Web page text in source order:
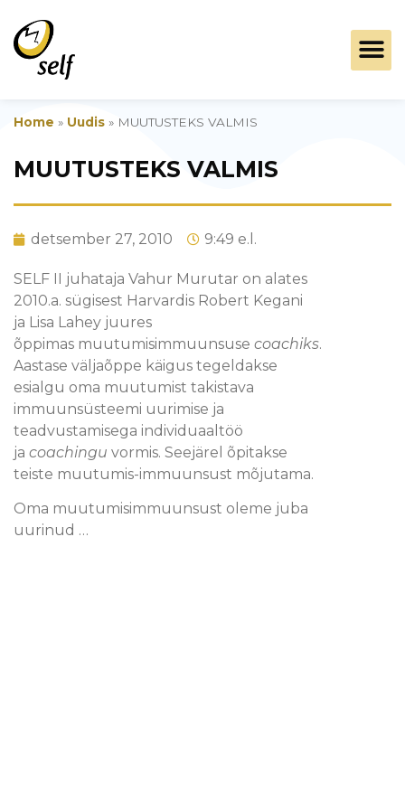
Home » Uudis » MUUTUSTEKS VALMIS
MUUTUSTEKS VALMIS
detsember 27, 2010 9:49 e.l.
SELF II juhataja Vahur Murutar on alates
2010.a. sügisest Harvardis Robert Kegani
ja Lisa Lahey juures
õppimas muutumisimmuunsuse coachiks.
Aastase väljaõppe käigus tegeldakse
esialgu oma muutumist takistava
immuunsüsteemi uurimise ja
teadvustamisega individuaaltöö
ja coachingu vormis. Seejärel õpitakse
teiste muutumis-immuunsust mõjutama.
Oma muutumisimmuunsust oleme juba
uurinud …